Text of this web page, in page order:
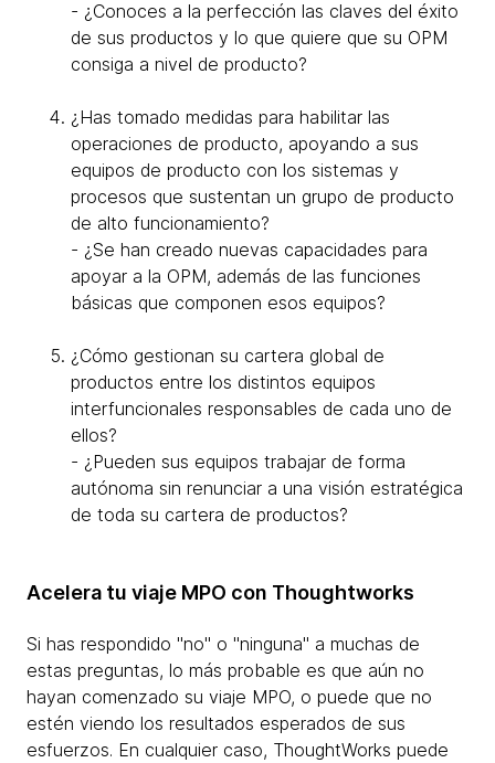
- ¿Conoces a la perfección las claves del éxito
de sus productos y lo que quiere que su OPM
consiga a nivel de producto?
¿Has tomado medidas para habilitar las
operaciones de producto, apoyando a sus
equipos de producto con los sistemas y
procesos que sustentan un grupo de producto
de alto funcionamiento?
- ¿Se han creado nuevas capacidades para
apoyar a la OPM, además de las funciones
básicas que componen esos equipos?
¿Cómo gestionan su cartera global de
productos entre los distintos equipos
interfuncionales responsables de cada uno de
ellos?
- ¿Pueden sus equipos trabajar de forma
autónoma sin renunciar a una visión estratégica
de toda su cartera de productos?
Acelera tu viaje MPO con Thoughtworks
Si has respondido "no" o "ninguna" a muchas de
estas preguntas, lo más probable es que aún no
hayan comenzado su viaje MPO, o puede que no
estén viendo los resultados esperados de sus
esfuerzos. En cualquier caso, ThoughtWorks puede